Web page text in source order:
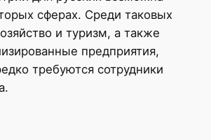
сферах. Среди таковых
и туризм, а также
предприятия,
требуются сотрудники